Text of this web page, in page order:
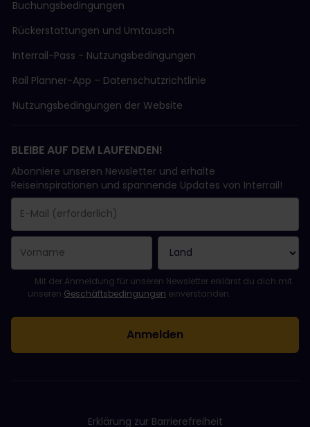
Buchungsbedingungen
Rückerstattungen und Umtausch
Interrail-Pass - Nutzungsbedingungen
Rail Planner-App – Datenschutzrichtlinie
Nutzungsbedingungen der Website
BLEIBE AUF DEM LAUFENDEN!
Abonniere unseren Newsletter und erhalte
Reiseinspirationen und spannende Updates von Interrail!
Das Feld „E-Mail-Adresse“ ist ein Pflichtfeld!
Diese E-Mail-Adresse ist ungültig!
Beim Abonnieren des Newsletters ist ein Fehler aufgetreten.
Du hast diesen Newsletter bereits abonniert!
Bitte stimme den Allgemeinen Geschäftsbedingungen zu, um
Mit der Anmeldung für unseren Newsletter erklärst du dich mit
unseren Geschäftsbedingungen einverstanden.
Erklärung zur Barrierefreiheit